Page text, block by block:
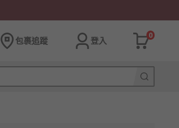
包裹追蹤 登入
0